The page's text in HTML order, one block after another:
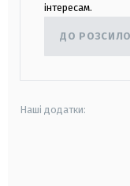
інтересам.
ДО
Наші додатки: